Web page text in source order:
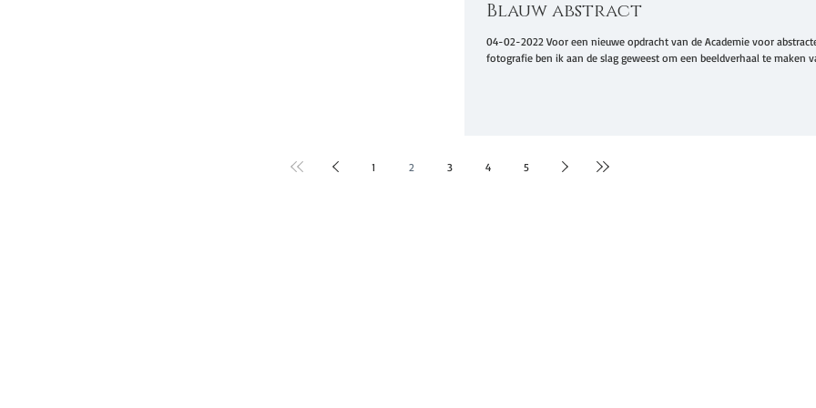
Blauw abstract
04-02-2022 Voor een nieuwe opdracht van de Academie voor
fotografie ben ik aan de slag geweest om een beeldverhaal te maken
1 2 3 4 5